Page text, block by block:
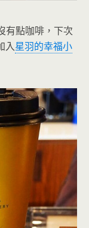
有點咖啡，下次
入星羽的幸福小